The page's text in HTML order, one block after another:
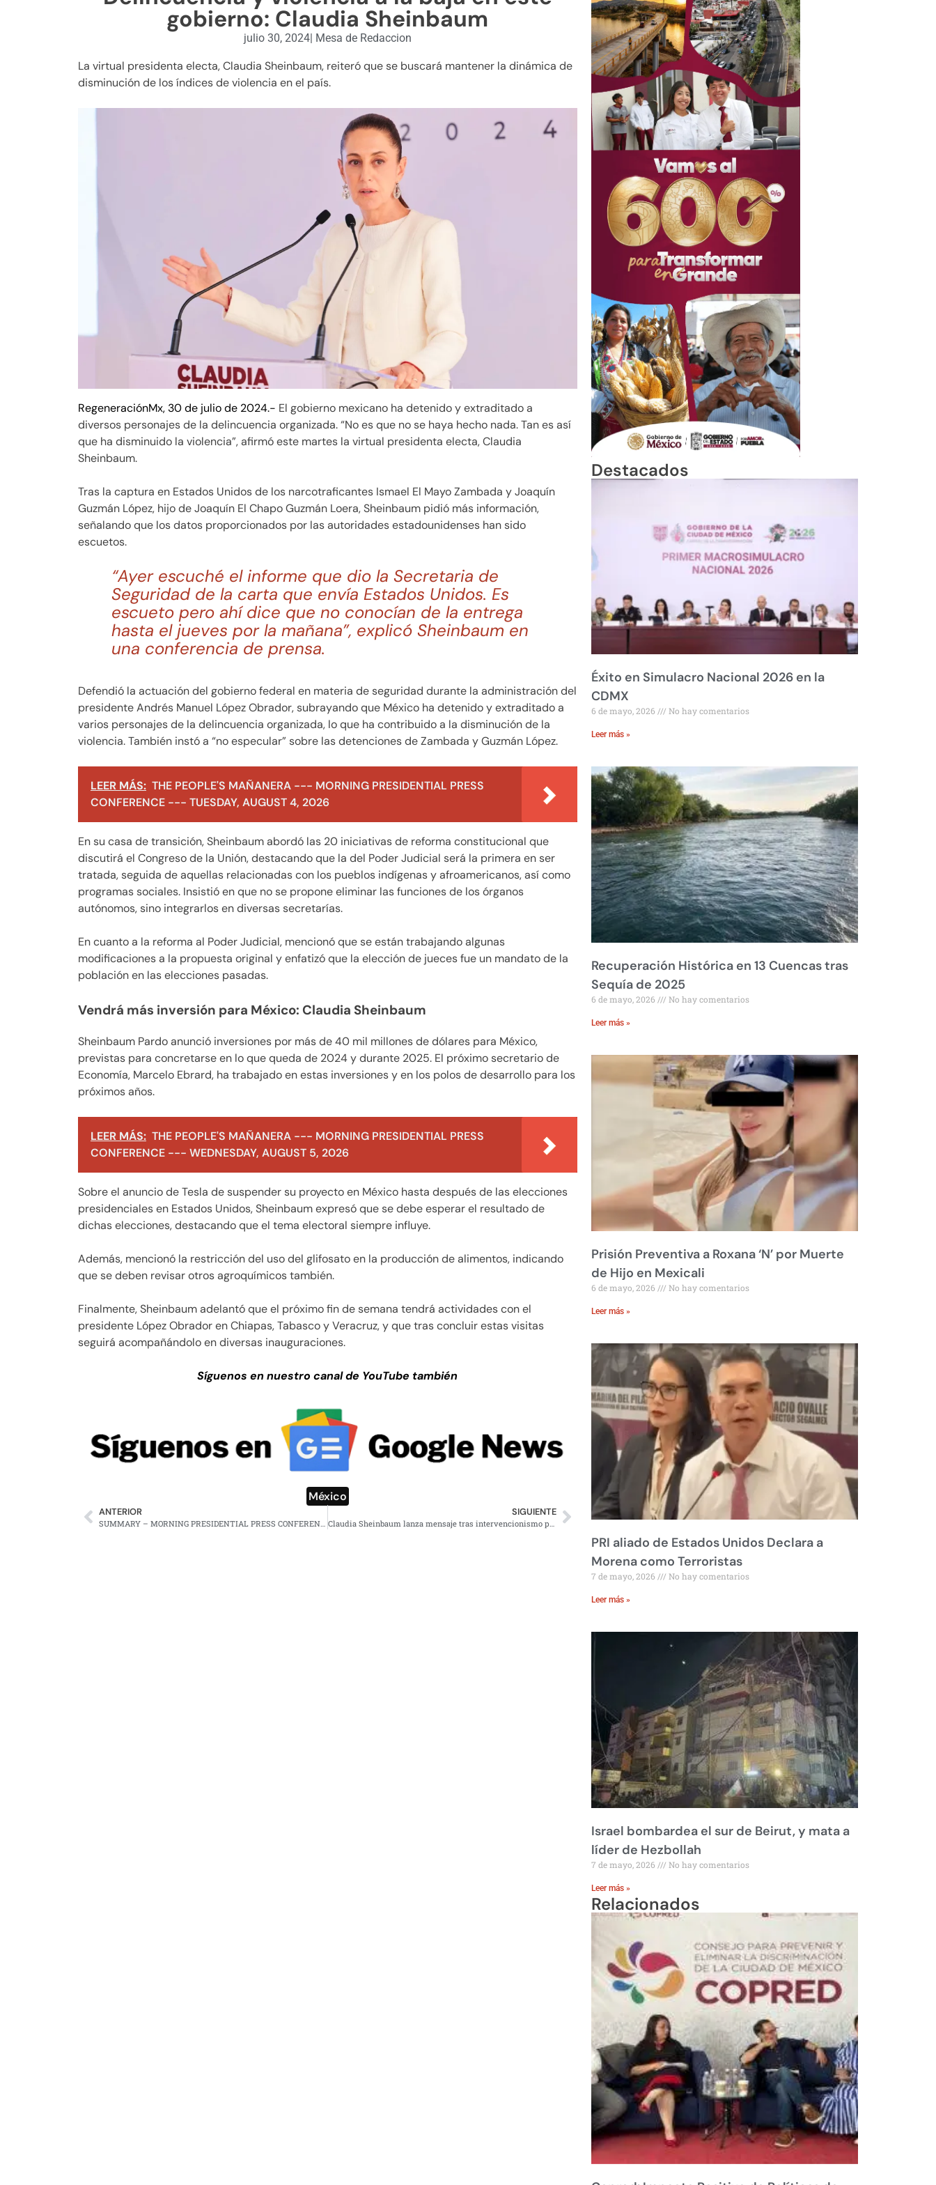
gobierno: Claudia Sheinbaum
julio 30, 2024| Mesa de Redaccion
La virtual presidenta electa, Claudia Sheinbaum, reiteró que se buscará mantener la dinámica de
disminución de los índices de violencia en el país.
RegeneraciónMx, 30 de julio de 2024.- El gobierno mexicano ha detenido y extraditado a
diversos personajes de la delincuencia organizada. “No es que no se haya hecho nada. Tan es así
que ha disminuido la violencia”, afirmó este martes la virtual presidenta electa, Claudia
Sheinbaum.
Tras la captura en Estados Unidos de los narcotraficantes Ismael El Mayo Zambada y Joaquín
Guzmán López, hijo de Joaquín El Chapo Guzmán Loera, Sheinbaum pidió más información,
señalando que los datos proporcionados por las autoridades estadounidenses han sido
escuetos.
“Ayer escuché el informe que dio la Secretaria de
Seguridad de la carta que envía Estados Unidos. Es
escueto pero ahí dice que no conocían de la entrega
hasta el jueves por la mañana”, explicó Sheinbaum en
una conferencia de prensa.
Defendió la actuación del gobierno federal en materia de seguridad durante la administración del
presidente Andrés Manuel López Obrador, subrayando que México ha detenido y extraditado a
varios personajes de la delincuencia organizada, lo que ha contribuido a la disminución de la
violencia. También instó a “no especular” sobre las detenciones de Zambada y Guzmán López.
LEER MÁS: THE PEOPLE'S MAÑANERA --- MORNING PRESIDENTIAL PRESS
CONFERENCE --- TUESDAY, AUGUST 4, 2026
En su casa de transición, Sheinbaum abordó las 20 iniciativas de reforma constitucional que
discutirá el Congreso de la Unión, destacando que la del Poder Judicial será la primera en ser
tratada, seguida de aquellas relacionadas con los pueblos indígenas y afroamericanos, así como
programas sociales. Insistió en que no se propone eliminar las funciones de los órganos
autónomos, sino integrarlos en diversas secretarías.
En cuanto a la reforma al Poder Judicial, mencionó que se están trabajando algunas
modificaciones a la propuesta original y enfatizó que la elección de jueces fue un mandato de la
población en las elecciones pasadas.
Vendrá más inversión para México: Claudia Sheinbaum
Sheinbaum Pardo anunció inversiones por más de 40 mil millones de dólares para México,
previstas para concretarse en lo que queda de 2024 y durante 2025. El próximo secretario de
Economía, Marcelo Ebrard, ha trabajado en estas inversiones y en los polos de desarrollo para los
próximos años.
LEER MÁS: THE PEOPLE'S MAÑANERA --- MORNING PRESIDENTIAL PRESS
CONFERENCE --- WEDNESDAY, AUGUST 5, 2026
Sobre el anuncio de Tesla de suspender su proyecto en México hasta después de las elecciones
presidenciales en Estados Unidos, Sheinbaum expresó que se debe esperar el resultado de
dichas elecciones, destacando que el tema electoral siempre influye.
Además, mencionó la restricción del uso del glifosato en la producción de alimentos, indicando
que se deben revisar otros agroquímicos también.
Finalmente, Sheinbaum adelantó que el próximo fin de semana tendrá actividades con el
presidente López Obrador en Chiapas, Tabasco y Veracruz, y que tras concluir estas visitas
seguirá acompañándolo en diversas inauguraciones.
Síguenos en nuestro canal de YouTube también
México
ANTERIOR SIGUIENTE
Destacados
Éxito en Simulacro Nacional 2026 en la
CDMX
6 de mayo, 2026 No hay comentarios
Leer más »
Recuperación Histórica en 13 Cuencas tras
Sequía de 2025
6 de mayo, 2026 No hay comentarios
Leer más »
Prisión Preventiva a Roxana ‘N’ por Muerte
de Hijo en Mexicali
6 de mayo, 2026 No hay comentarios
Leer más »
PRI aliado de Estados Unidos Declara a
Morena como Terroristas
7 de mayo, 2026 No hay comentarios
Leer más »
Israel bombardea el sur de Beirut, y mata a
líder de Hezbollah
7 de mayo, 2026 No hay comentarios
Leer más »
Relacionados